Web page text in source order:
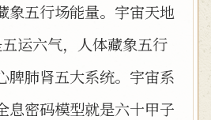
象五行场能量。宇宙天地
运六气，人体藏象五行
脾肺肾五大系统。宇宙系
息密码模型就是六十甲子